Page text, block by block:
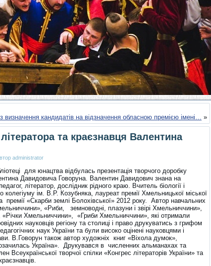
з визначення кандидатів на відзначення обласною премією імені… »
та краєзнавця Валентина
administrator
для юнацтва відбулась презентація творчого доробку
Давидовича Говоруна. Валентин Давидович знана на
літератор, дослідник рідного краю. Вчитель біології і
колегіуму ім. В.Р. Козубняка, лауреат премії Хмельницької міської
премії «Скарби землі Болохівської» 2012 року. Автор навчальних
«Риби, земноводні, плазуни і звірі Хмельниччини»,
Хмельниччини», «Гриби Хмельниччини», які отримали
науковців регіону та столиці і право друкуватись з грифом
наук України та були високо оцінені науковцями і
В.Говорун також автор художніх книг «Віхола думок»,
Україна». Друкувався в численних альманахах та
Всеукраїнської творчої спілки «Конгрес літераторів України» та